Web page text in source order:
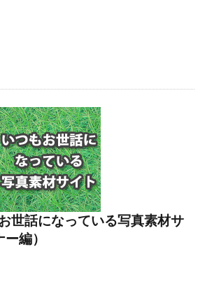
世話になっている写真素材サ
編）